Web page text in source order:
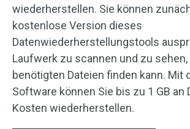
wiederherstellen. Sie können
kostenlose Version dieses
Datenwiederherstellungstools
Laufwerk zu scannen und zu sehen,
benötigten Dateien finden kann. Mit
Software können Sie bis zu 1 GB an
Kosten wiederherstellen.